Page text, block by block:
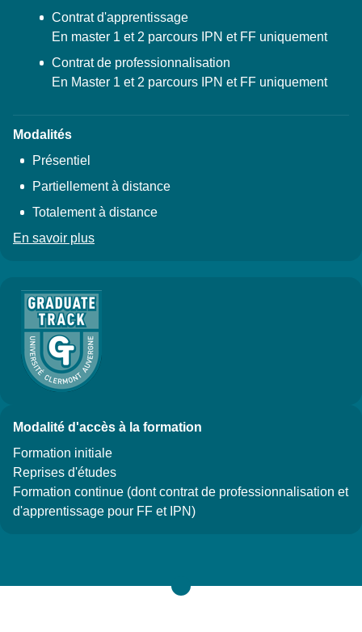
Contrat d'apprentissage
En master 1 et 2 parcours IPN et FF uniquement
Contrat de professionnalisation
En Master 1 et 2 parcours IPN et FF uniquement
Modalités
Présentiel
Partiellement à distance
Totalement à distance
En savoir plus
Modalité d'accès à la formation
Formation initiale
Reprises d'études
Formation continue (dont contrat de professionnalisation et
d'apprentissage pour FF et IPN)